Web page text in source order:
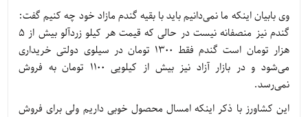
وی بابیان اینکه ما نمی‌دانیم باید با بقیه گندم مازاد خود چه کنیم گفت:
گندم نیز منصفانه نیست در حالی که قیمت هر کیلو زردآلو بیش از 5
هزار تومان است گندم فقط 1300 تومان در سیلوی دولتی خریداری
می‌شود و در بازار آزاد نیز بیش از کیلویی 1100 تومان به فروش
نمی‌رسد.
این کشاورز با ذکر اینکه امسال محصول خوبی داریم ولی برای فروش